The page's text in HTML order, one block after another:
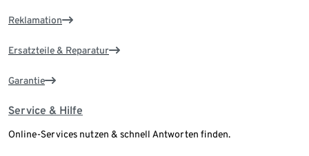
Reklamation
Ersatzteile & Reparatur
Garantie
Service & Hilfe
Online-Services nutzen & schnell Antworten finden.